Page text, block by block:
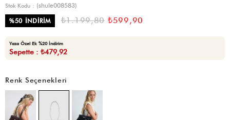
Stok Kodu
(shule008583)
%50 İNDIRIM ₺1.199,80 ₺599,90
Yaza Özel Ek %20 İndirim
Sepette : ₺479,92
Renk Seçenekleri